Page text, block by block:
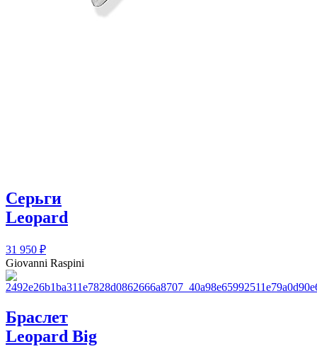
Серьги
Leopard
31 950 ₽
Giovanni Raspini
Браслет
Leopard Big